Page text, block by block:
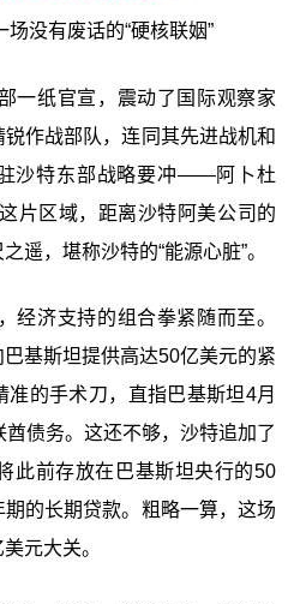
没有废话的“硬核联姻”‍
一纸官宣，震动了国际观察家
作战部队，连同其先进战机和
沙特东部战略要冲——阿卜杜
片区域，距离沙特阿美公司的
遥，堪称沙特的“能源心脏”。
经济支持的组合拳紧随而至。
基斯坦提供高达50亿美元的紧
的手术刀，直指巴基斯坦4月
债务。这还不够，沙特追加了
此前存放在巴基斯坦央行的50
的长期贷款。粗略一算，这场
元大关。